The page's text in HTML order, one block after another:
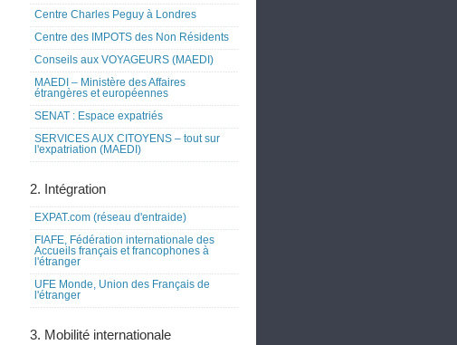
Centre Charles Peguy à Londres
Centre des IMPOTS des Non Résidents
Conseils aux VOYAGEURS (MAEDI)
MAEDI – Ministère des Affaires
étrangères et européennes
SENAT : Espace expatriés
SERVICES AUX CITOYENS – tout sur
l'expatriation (MAEDI)
2. Intégration
EXPAT.com (réseau d'entraide)
FIAFE, Fédération internationale des
Accueils français et francophones à
l'étranger
UFE Monde, Union des Français de
l'étranger
3. Mobilité internationale